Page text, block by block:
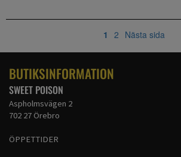
1 2 Nästa sida
BUTIKSINFORMATION
SWEET POISON
Aspholmsvägen 2
702 27 Örebro
ÖPPETTIDER